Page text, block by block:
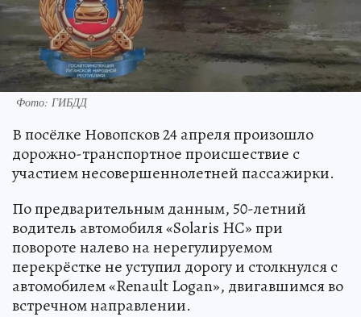
Фото: ГИБДД
В посёлке Новопсков 24 апреля произошло
дорожно-транспортное происшествие с
участием несовершеннолетней пассажирки.
По предварительным данным, 50-летний
водитель автомобиля «Solaris HC» при
повороте налево на нерегулируемом
перекрёстке не уступил дорогу и столкнулся с
автомобилем «Renault Logan», двигавшимся во
встречном направлении.